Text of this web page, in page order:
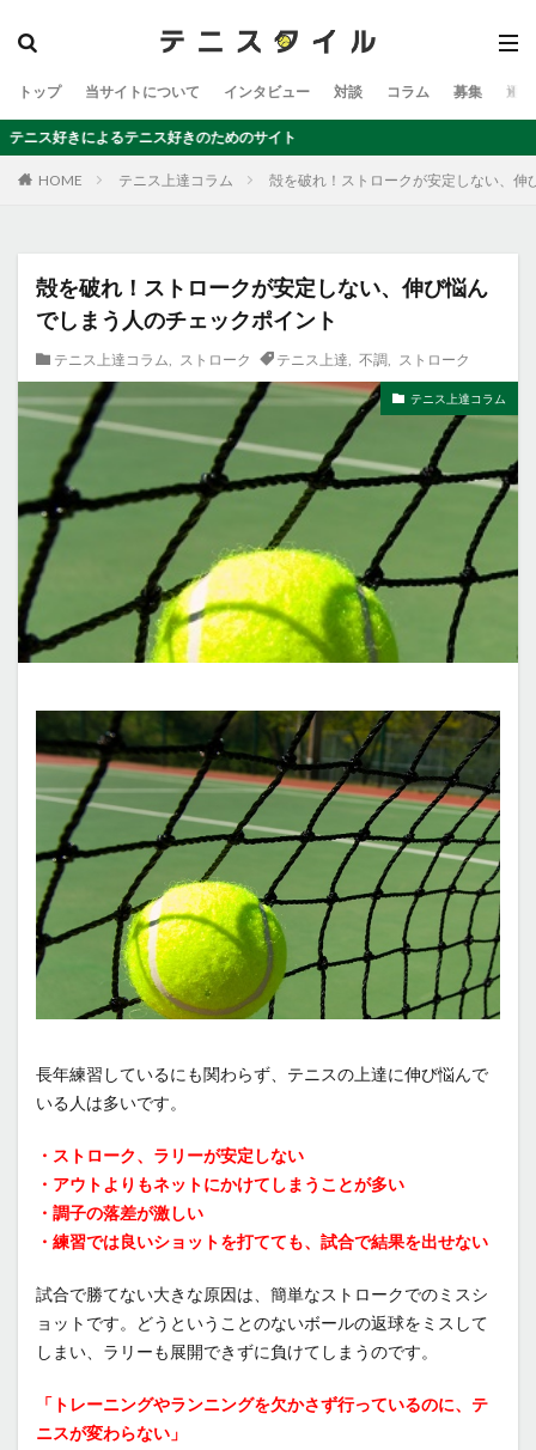
トップ 当サイトについて インタビュー 対談 コラム 募集 運
よるテニス好きのためのサイト
HOME テニス上達コラム 殻を破れ！ストロークが安定しない、
殻を破れ！ストロークが安定しない、伸び悩ん
でしまう人のチェックポイント
テニス上達コラム ストローク テニス上達 不調 ストローク
テニス上達コラム
長年練習しているにも関わらず、テニスの上達に伸び悩んで
いる人は多いです。
・ストローク、ラリーが安定しない
・アウトよりもネットにかけてしまうことが多い
・調子の落差が激しい
・練習では良いショットを打てても、試合で結果を出せない
試合で勝てない大きな原因は、簡単なストロークでのミスシ
ョットです。どうということのないボールの返球をミスして
しまい、ラリーも展開できずに負けてしまうのです。
「トレーニングやランニングを欠かさず行っているのに、テ
ニスが変わらない」